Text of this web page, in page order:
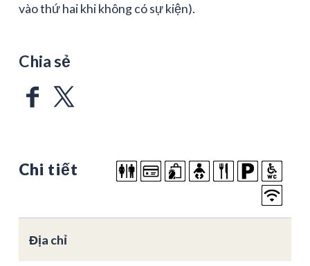
vào thứ hai khi không có sự kiện).
Chia sẻ
Chi tiết
Địa chỉ